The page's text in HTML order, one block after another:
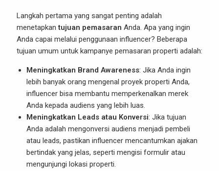
Langkah pertama yang sangat penting adalah
menetapkantujuan pemasaran Anda. Apa yang ingin
Anda capai melalui penggunaan influencer? Beberapa
tujuan umum untuk kampanye pemasaran properti adalah:
Meningkatkan Brand Awareness: Jika Anda ingin
lebih banyak orang mengenal proyek properti Anda,
influencer bisa membantu memperkenalkan merek
Anda kepada audiens yang lebih luas.
Meningkatkan Leads atau Konversi: Jika tujuan
Anda adalah mengonversi audiens menjadi pembeli
atau leads, pastikan influencer mencantumkan ajakan
bertindak yang jelas, seperti mengisi formulir atau
mengunjungi lokasi properti.